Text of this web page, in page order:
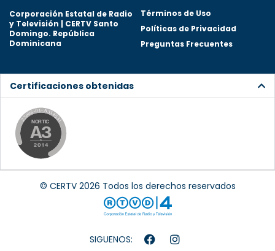
Corporación Estatal de Radio
y Televisión | CERTV Santo
Domingo. República
Dominicana
Términos de Uso
Políticas de Privacidad
Preguntas Frecuentes
Certificaciones obtenidas
© CERTV 2026 Todos los derechos reservados
SIGUENOS: